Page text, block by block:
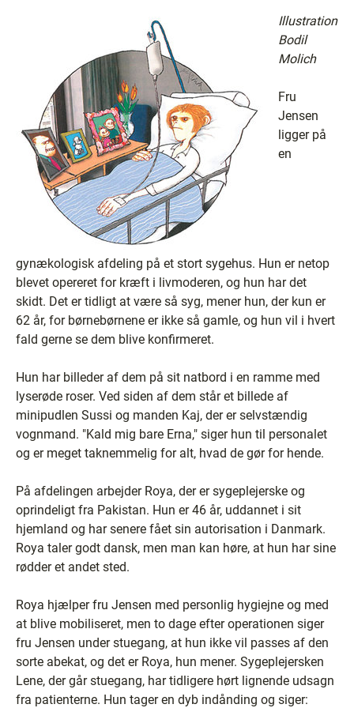
Illustration
Bodil
Molich
Fru
Jensen
ligger på
en
gynækologisk afdeling på et stort sygehus. Hun er netop
blevet opereret for kræft i livmoderen, og hun har det
skidt. Det er tidligt at være så syg, mener hun, der kun er
62 år, for børnebørnene er ikke så gamle, og hun vil i hvert
fald gerne se dem blive konfirmeret.
Hun har billeder af dem på sit natbord i en ramme med
lyserøde roser. Ved siden af dem står et billede af
minipudlen Sussi og manden Kaj, der er selvstændig
vognmand. "Kald mig bare Erna," siger hun til personalet
og er meget taknemmelig for alt, hvad de gør for hende.
På afdelingen arbejder Roya, der er sygeplejerske og
oprindeligt fra Pakistan. Hun er 46 år, uddannet i sit
hjemland og har senere fået sin autorisation i Danmark.
Roya taler godt dansk, men man kan høre, at hun har sine
rødder et andet sted.
Roya hjælper fru Jensen med personlig hygiejne og med
at blive mobiliseret, men to dage efter operationen siger
fru Jensen under stuegang, at hun ikke vil passes af den
sorte abekat, og det er Roya, hun mener. Sygeplejersken
Lene, der går stuegang, har tidligere hørt lignende udsagn
fra patienterne. Hun tager en dyb indånding og siger: